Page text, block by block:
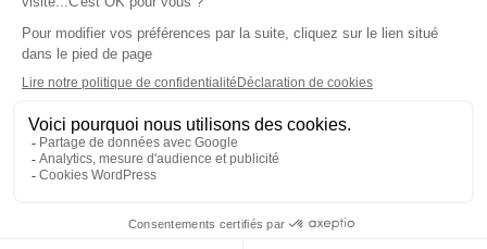
Téléchargez l'application
Les cookies
Gestion des cookies
Crédit photos : ©Sud Radio / Pierre Olivier